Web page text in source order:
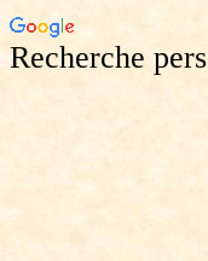
Recherche